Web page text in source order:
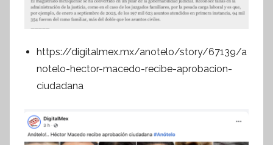
https://digitalmex.mx/anotelo/story/67139/a
notelo-hector-macedo-recibe-aprobacion-
ciudadana